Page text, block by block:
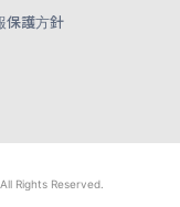
保護方針
Rights Reserved.